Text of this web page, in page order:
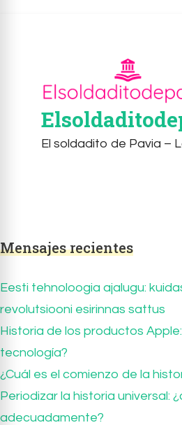
El soldadito de Pavia –
Mensajes recientes
Eesti tehnoloogia ajalugu:
revolutsiooni esirinnas sattus
Historia de los productos
tecnología?
¿Cuál es el comienzo de la
Periodizar la historia universal:
adecuadamente?